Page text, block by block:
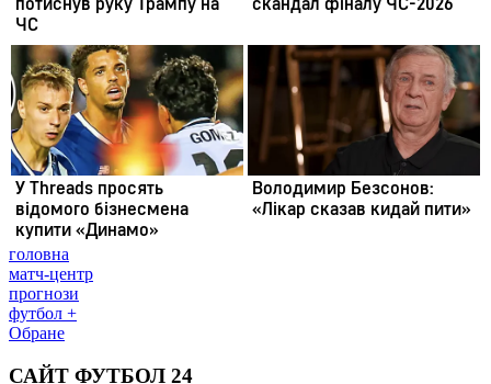
головна
матч-центр
прогнози
футбол +
Обране
САЙТ ФУТБОЛ 24